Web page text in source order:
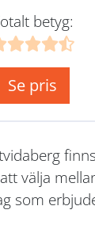
betyg:
Se pris
välja
som